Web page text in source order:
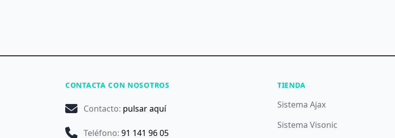
CONTACTA CON NOSOTROS
Contacto: pulsar aquí
Teléfono: 91 141 96 05
TIENDA
Sistema Ajax
Sistema Visonic